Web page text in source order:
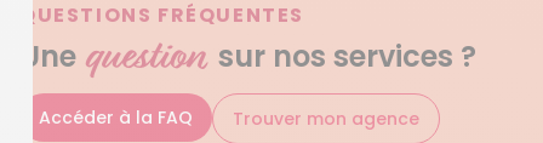
QUESTIONS FRÉQUENTES
Une question sur nos services ?
Accéder à la FAQ Trouver mon agence